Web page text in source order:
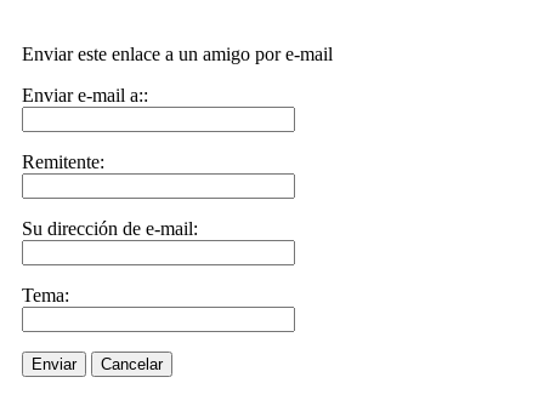
Enviar este enlace a un amigo por e-mail
Enviar e-mail a::
Remitente:
Su dirección de e-mail:
Tema:
Enviar Cancelar